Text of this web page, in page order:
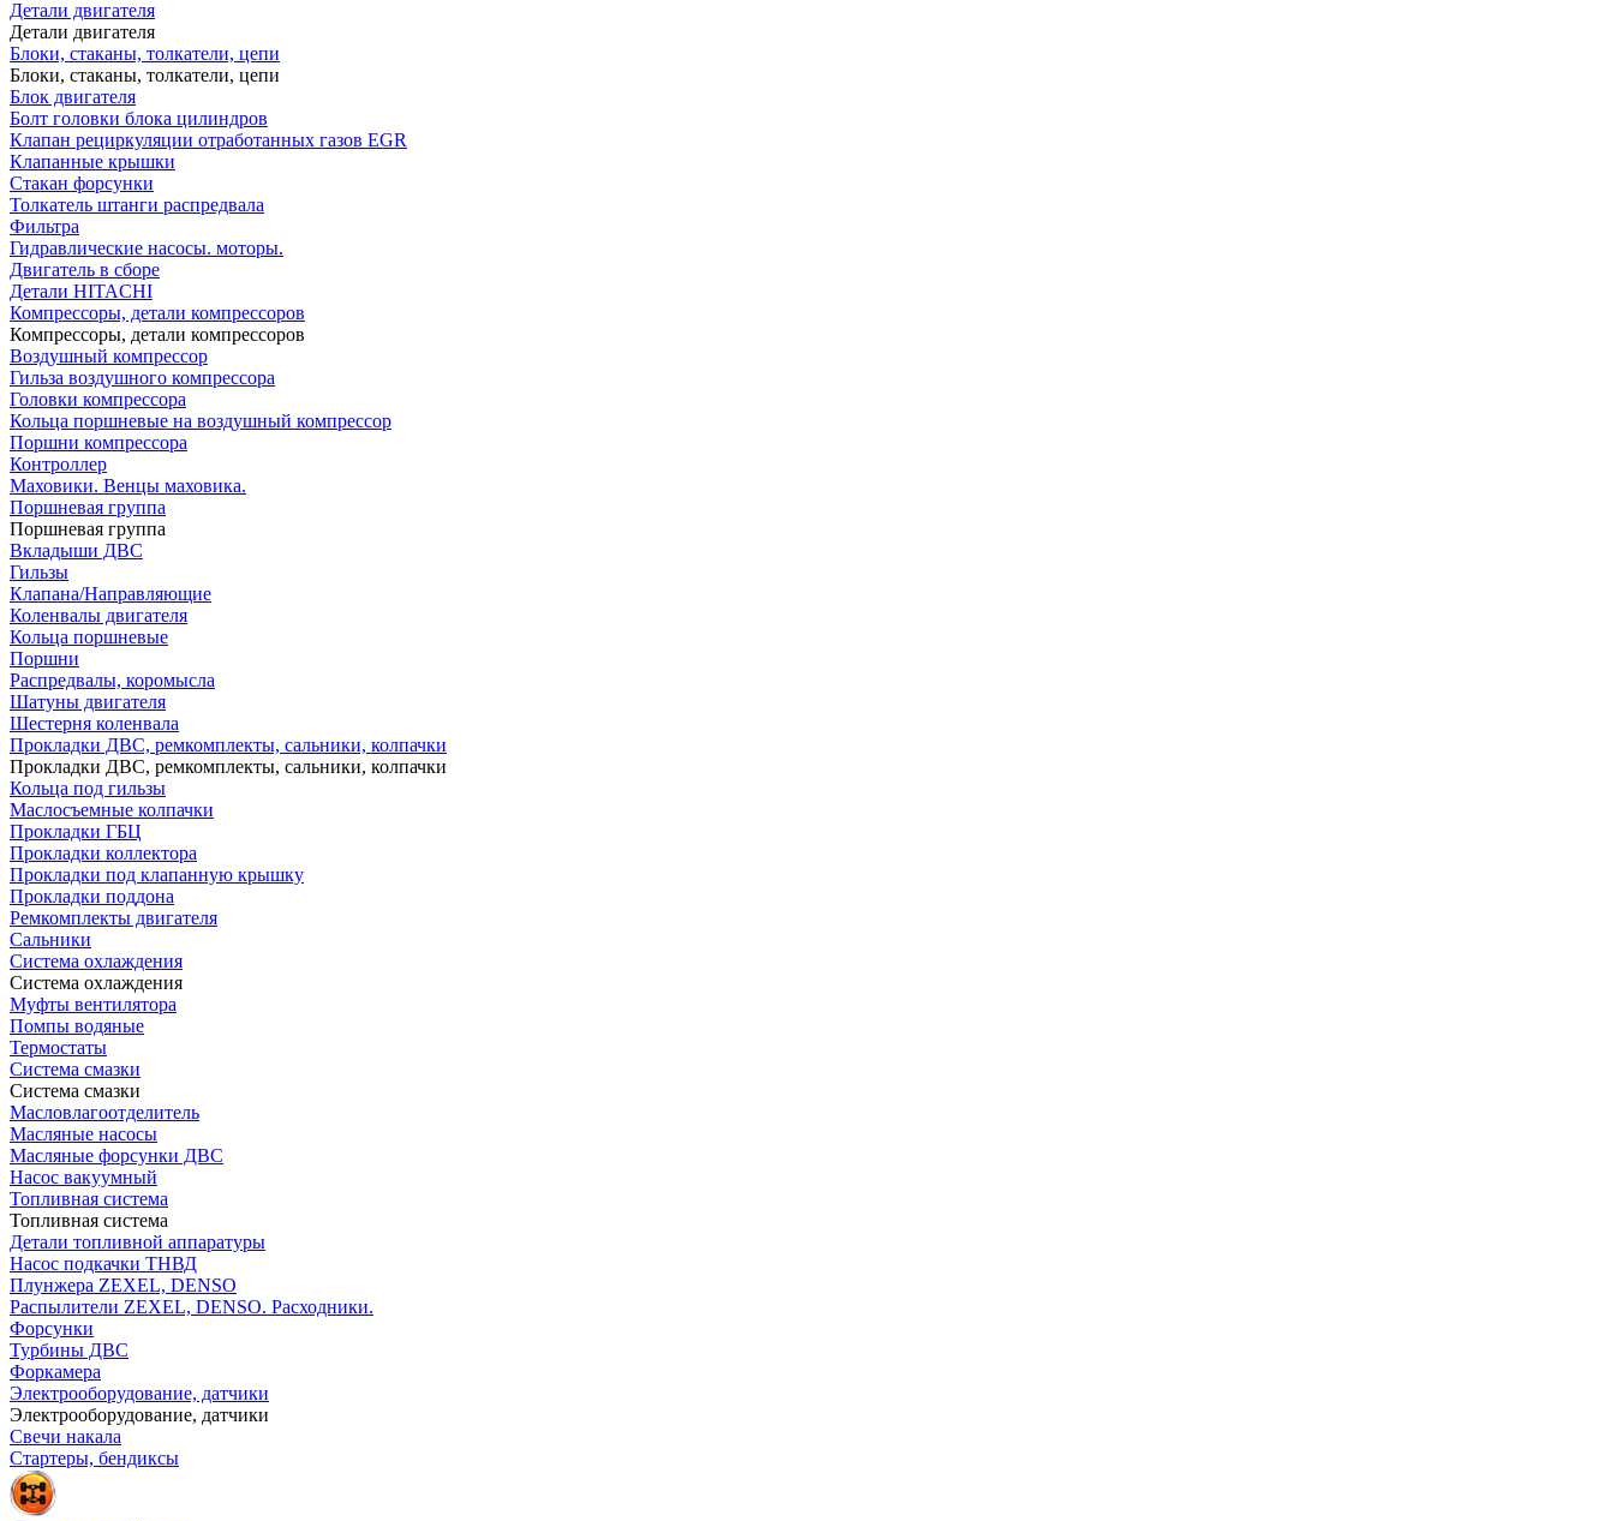
Детали двигателя
Детали двигателя
Блоки, стаканы, толкатели, цепи
Блоки, стаканы, толкатели, цепи
Блок двигателя
Болт головки блока цилиндров
Клапан рециркуляции отработанных газов EGR
Клапанные крышки
Стакан форсунки
Толкатель штанги распредвала
Фильтра
Гидравлические насосы. моторы.
Двигатель в сборе
Детали HITACHI
Компрессоры, детали компрессоров
Компрессоры, детали компрессоров
Воздушный компрессор
Гильза воздушного компрессора
Головки компрессора
Кольца поршневые на воздушный компрессор
Поршни компрессора
Контроллер
Маховики. Венцы маховика.
Поршневая группа
Поршневая группа
Вкладыши ДВС
Гильзы
Клапана/Направляющие
Коленвалы двигателя
Кольца поршневые
Поршни
Распредвалы, коромысла
Шатуны двигателя
Шестерня коленвала
Прокладки ДВС, ремкомплекты, сальники, колпачки
Прокладки ДВС, ремкомплекты, сальники, колпачки
Кольца под гильзы
Маслосъемные колпачки
Прокладки ГБЦ
Прокладки коллектора
Прокладки под клапанную крышку
Прокладки поддона
Ремкомплекты двигателя
Сальники
Система охлаждения
Система охлаждения
Муфты вентилятора
Помпы водяные
Термостаты
Система смазки
Система смазки
Масловлагоотделитель
Масляные насосы
Масляные форсунки ДВС
Насос вакуумный
Топливная система
Топливная система
Детали топливной аппаратуры
Насос подкачки ТНВД
Плунжера ZEXEL, DENSO
Распылители ZEXEL, DENSO. Расходники.
Форсунки
Турбины ДВС
Форкамера
Электрооборудование, датчики
Электрооборудование, датчики
Свечи накала
Стартеры, бендиксы